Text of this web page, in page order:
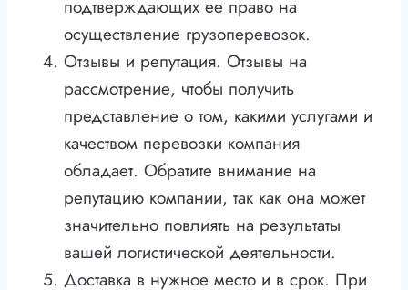
подтверждающих ее право на
осуществление грузоперевозок.
Отзывы и репутация. Отзывы на
рассмотрение, чтобы получить
представление о том, какими услугами и
качеством перевозки компания
обладает. Обратите внимание на
репутацию компании, так как она может
значительно повлиять на результаты
вашей логистической деятельности.
Доставка в нужное место и в срок. При